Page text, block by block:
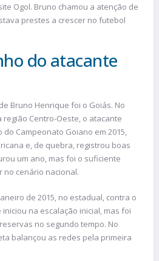
Ogol. Bruno chamou a atenção de
prestes a crescer no futebol
do atacante
Bruno Henrique foi o Goiás. No
Centro-Oeste, o atacante
do Campeonato Goiano em 2015,
e, de quebra, registrou boas
um ano, mas foi o suficiente
no cenário nacional.
de 2015, no estadual, contra o
na escalação inicial, mas foi
no segundo tempo. No
balançou as redes pela primeira